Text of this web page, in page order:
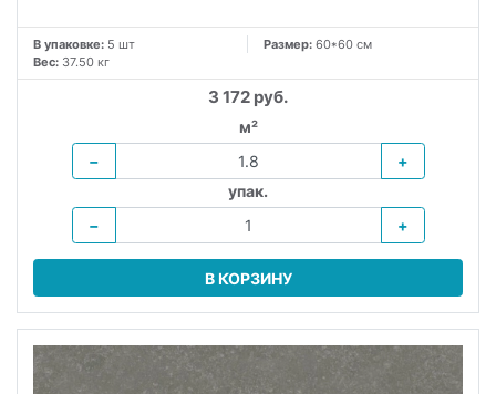
В упаковке: 5 шт Размер: 60*60 см
Вес: 37.50 кг
3 172 руб.
м²
−
+
упак.
−
+
В КОРЗИНУ